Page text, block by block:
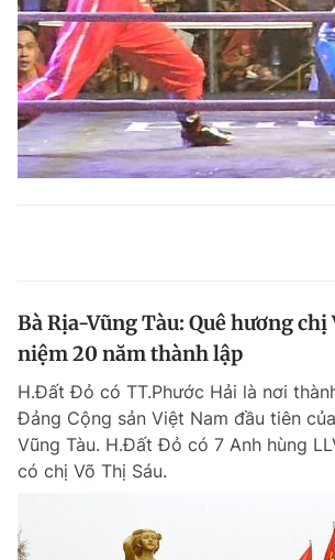
Bà Rịa-Vũng Tàu: Quê hương
niệm 20 năm thành lập
H.Đất Đỏ có TT.Phước Hải là nơi
Đảng Cộng sản Việt Nam đầu tiên
Vũng Tàu. H.Đất Đỏ có 7 Anh hùng
có chị Võ Thị Sáu.